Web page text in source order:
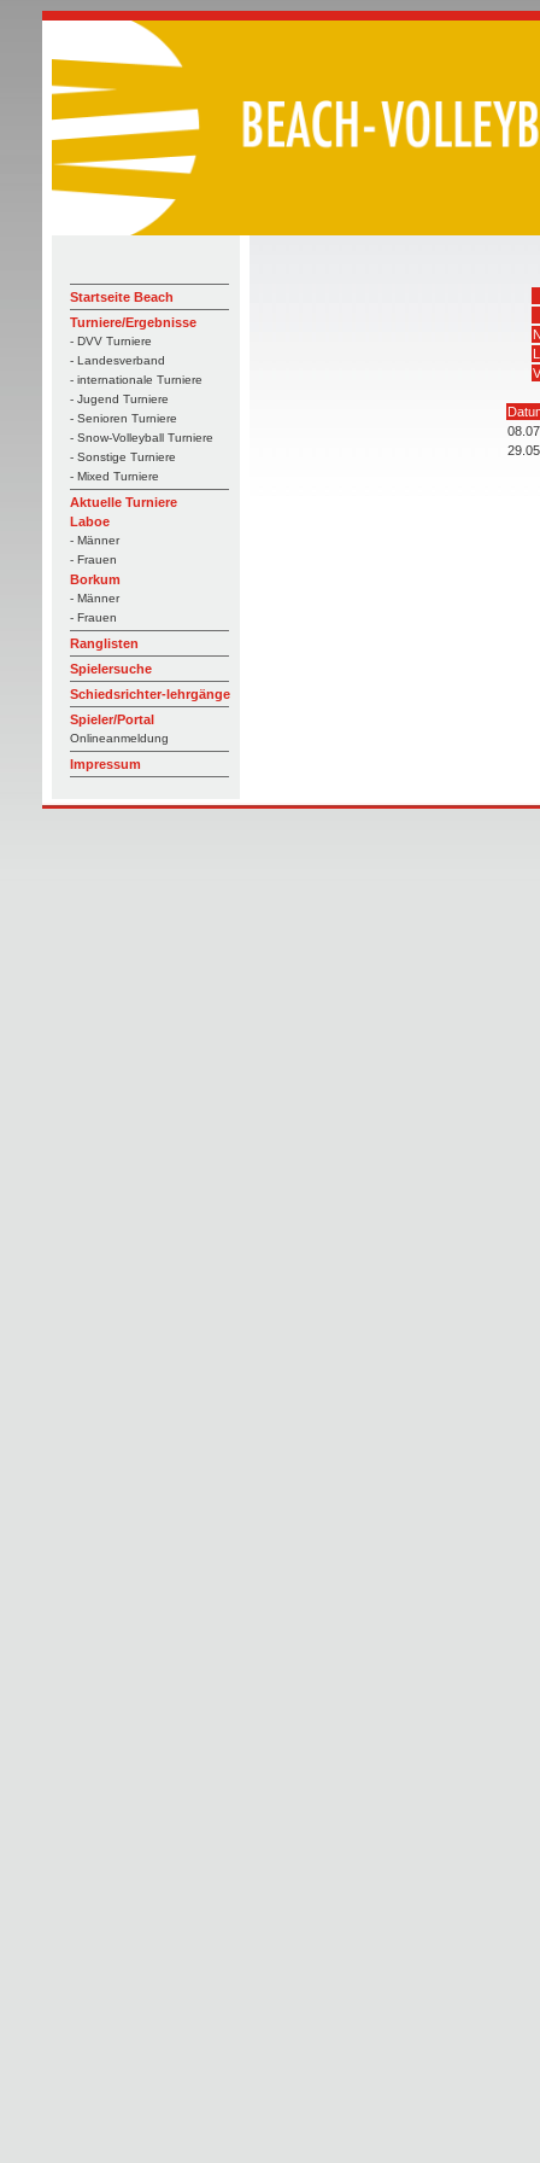
Startseite Beach
Turniere/Ergebnisse
- DVV Turniere
- Landesverband
- internationale Turniere
- Jugend Turniere
- Senioren Turniere
- Snow-Volleyball Turniere
- Sonstige Turniere
- Mixed Turniere
Aktuelle Turniere
Laboe
- Männer
- Frauen
Borkum
- Männer
- Frauen
Ranglisten
Spielersuche
Schiedsrichter-lehrgänge
Spieler/Portal
Onlineanmeldung
Impressum